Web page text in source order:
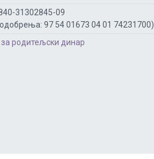
31302845-09
одобрења: 97 54 01673 04 01 74231700)
родитељски динар